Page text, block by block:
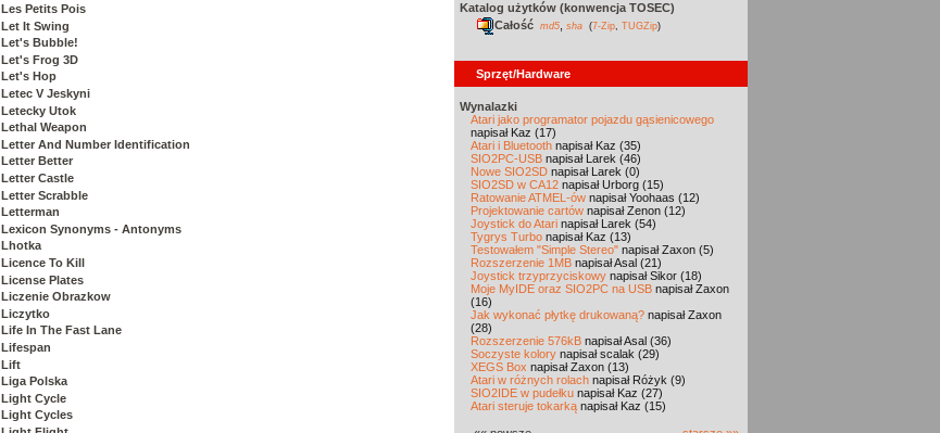
Les Petits Pois
Let It Swing
Let's Bubble!
Let's Frog 3D
Let's Hop
Letec V Jeskyni
Letecky Utok
Lethal Weapon
Letter And Number Identification
Letter Better
Letter Castle
Letter Scrabble
Letterman
Lexicon Synonyms - Antonyms
Lhotka
Licence To Kill
License Plates
Liczenie Obrazkow
Liczytko
Life In The Fast Lane
Lifespan
Lift
Liga Polska
Light Cycle
Light Cycles
Katalog użytków (konwencja TOSEC)
Całość md5 sha (7-Zip TUGZip)
Sprzęt/Hardware
Wynalazki
Atari jako programator pojazdu gąsienicowego
napisał Kaz (17)
Atari i Bluetooth napisał Kaz (35)
SIO2PC-USB napisał Larek (46)
Nowe SIO2SD napisał Larek (0)
SIO2SD w CA12 napisał Urborg (15)
Ratowanie ATMEL-ów napisał Yoohaas (12)
Projektowanie cartów napisał Zenon (12)
Joystick do Atari napisał Larek (54)
Tygrys Turbo napisał Kaz (13)
Testowałem "Simple Stereo" napisał Zaxon (5)
Rozszerzenie 1MB napisał Asal (21)
Joystick trzyprzyciskowy napisał Sikor (18)
Moje MyIDE oraz SIO2PC na USB napisał Zaxon
(16)
Jak wykonać płytkę drukowaną? napisał Zaxon
(28)
Rozszerzenie 576kB napisał Asal (36)
Soczyste kolory napisał scalak (29)
XEGS Box napisał Zaxon (13)
Atari w różnych rolach napisał Różyk (9)
SIO2IDE w pudełku napisał Kaz (27)
Atari steruje tokarką napisał Kaz (15)